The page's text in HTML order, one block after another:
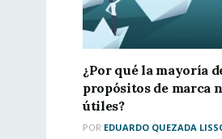
¿Por qué la mayoría
propósitos de marca
útiles?
POR EDUARDO QUEZADA